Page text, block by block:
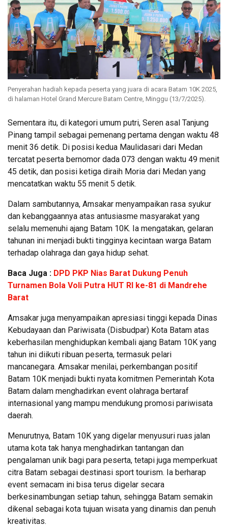
Penyerahan hadiah kepada peserta yang juara di acara Batam 10K 2025,
di halaman Hotel Grand Mercure Batam Centre, Minggu (13/7/2025).
Sementara itu, di kategori umum putri, Seren asal Tanjung
Pinang tampil sebagai pemenang pertama dengan waktu 48
menit 36 detik. Di posisi kedua Maulidasari dari Medan
tercatat peserta bernomor dada 073 dengan waktu 49 menit
45 detik, dan posisi ketiga diraih Moria dari Medan yang
mencatatkan waktu 55 menit 5 detik.
Dalam sambutannya, Amsakar menyampaikan rasa syukur
dan kebanggaannya atas antusiasme masyarakat yang
selalu memenuhi ajang Batam 10K. Ia mengatakan, gelaran
tahunan ini menjadi bukti tingginya kecintaan warga Batam
terhadap olahraga dan gaya hidup sehat.
Baca Juga : DPD PKP Nias Barat Dukung Penuh
Turnamen Bola Voli Putra HUT RI ke-81 di Mandrehe
Barat
Amsakar juga menyampaikan apresiasi tinggi kepada Dinas
Kebudayaan dan Pariwisata (Disbudpar) Kota Batam atas
keberhasilan menghidupkan kembali ajang Batam 10K yang
tahun ini diikuti ribuan peserta, termasuk pelari
mancanegara. Amsakar menilai, perkembangan positif
Batam 10K menjadi bukti nyata komitmen Pemerintah Kota
Batam dalam menghadirkan event olahraga bertaraf
internasional yang mampu mendukung promosi pariwisata
daerah.
Menurutnya, Batam 10K yang digelar menyusuri ruas jalan
utama kota tak hanya menghadirkan tantangan dan
pengalaman unik bagi para peserta, tetapi juga memperkuat
citra Batam sebagai destinasi sport tourism. Ia berharap
event semacam ini bisa terus digelar secara
berkesinambungan setiap tahun, sehingga Batam semakin
dikenal sebagai kota tujuan wisata yang dinamis dan penuh
kreativitas.